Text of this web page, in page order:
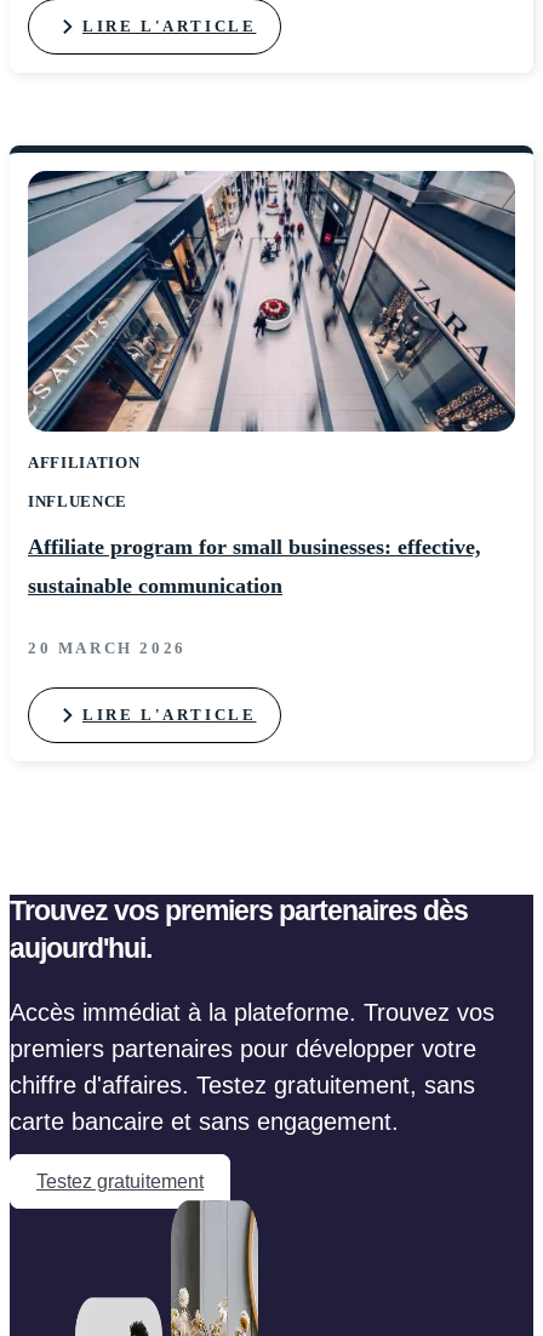
LIRE L'ARTICLE
AFFILIATION
INFLUENCE
Affiliate program for small businesses: effective,
sustainable communication
20 MARCH 2026
LIRE L'ARTICLE
Trouvez vos premiers partenaires dès
aujourd'hui.
Accès immédiat à la plateforme. Trouvez vos
premiers partenaires pour développer votre
chiffre d'affaires. Testez gratuitement, sans
carte bancaire et sans engagement.
Testez gratuitement